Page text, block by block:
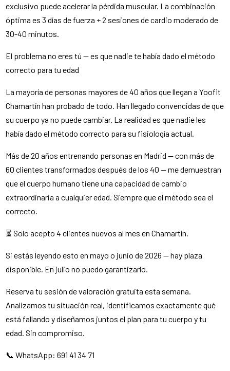
exclusivo puede acelerar la pérdida muscular. La combinación
óptima es 3 días de fuerza + 2 sesiones de cardio moderado de
30-40 minutos.
El problema no eres tú — es que nadie te había dado el método
correcto para tu edad
La mayoría de personas mayores de 40 años que llegan a Yoofit
Chamartín han probado de todo. Han llegado convencidas de que
su cuerpo ya no puede cambiar. La realidad es que nadie les
había dado el método correcto para su fisiología actual.
Más de 20 años entrenando personas en Madrid — con más de
60 clientes transformados después de los 40 — me demuestran
que el cuerpo humano tiene una capacidad de cambio
extraordinaria a cualquier edad. Siempre que el método sea el
correcto.
⏳ Solo acepto 4 clientes nuevos al mes en Chamartín.
Si estás leyendo esto en mayo o junio de 2026 — hay plaza
disponible. En julio no puedo garantizarlo.
Reserva tu sesión de valoración gratuita esta semana.
Analizamos tu situación real, identificamos exactamente qué
está fallando y diseñamos juntos el plan para tu cuerpo y tu
edad. Sin compromiso.
📞 WhatsApp: 691 41 34 71